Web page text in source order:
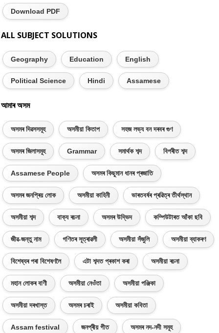
Download PDF
ALL SUBJECT SOLUTIONS
Geography Education English
Political Science Hindi Assamese
আমাৰ অসম
অসমৰ দিৱসসমূহ অসমীয়া কিতাপ সহজ লভ্য বন দৰবৰ গুণ
অসমৰ জিলাসমূহ Grammar সমাৰ্থক শব্দ বিপৰীত শব্দ
Assamese People অসমৰ কিছুমান ধানৰ প্ৰজাতি
অসমৰ জনপ্ৰিয় লোক অসমীয়া কাহিনী ভাৰতবৰ্ষৰ প্ৰৱিত্ৰ তীৰ্থস্থান
অসমীয়া শব্দ বাক্য ৰচনা অসমৰ উদ্ভিদ কম্পিউটাৰত আঁকা ছবি
জীৱ-জন্তু নাম গণিতৰ সূত্ৰাৱলী অসমীয়া সঁজুলি অসমীয়া ব্যাকৰণ
বিশেষ্যৰ পৰা বিশেষণলৈ এটা শব্দত প্ৰকাশ কৰা অসমীয়া ৰচনা
মহান লোকৰ বাণী অসমীয়া নেওঁতা অসমীয়া পঞ্জিকা
অসমীয়া দৰখাস্ত অসমৰ চৰাই অসমীয়া কবিতা
Assam festival জনপ্ৰীয় গীত অসমৰ নদ-নদী সমূহ